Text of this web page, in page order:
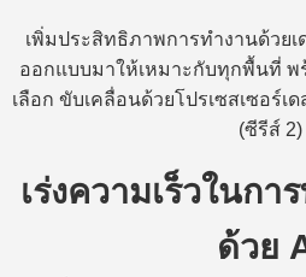
เพิ่มประสิทธิภาพการทำงานด้วย
ออกแบบมาให้เหมาะกับทุกพื้นที่ พ
เลือก ขับเคลื่อนด้วยโปรเซสเซอร์
(ซีรีส์ 2)
เร่งความเร็วในก
ด้วย